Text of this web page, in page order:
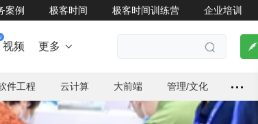
案例 极客时间 极客时间训练营 企业培训
视频 更多   
件工程 云计算 大前端 管理/文化